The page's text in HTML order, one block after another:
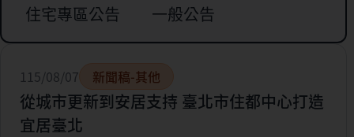
住宅專區公告
一般公告
115/08/07 新聞稿-其他
從城市更新到安居支持 臺北市住都中心打造
宜居臺北